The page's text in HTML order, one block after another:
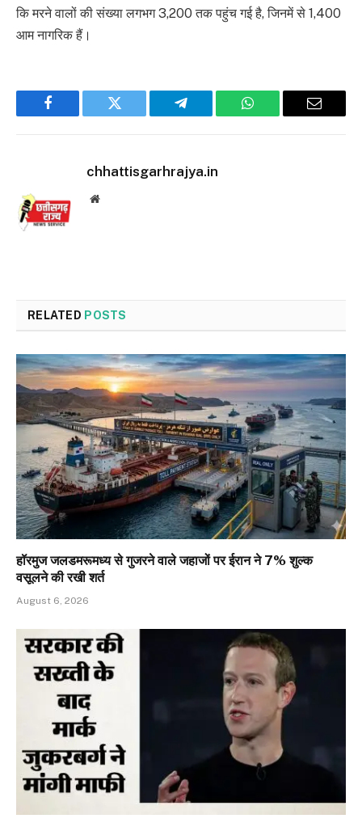
कि मरने वालों की संख्या लगभग 3,200 तक पहुंच गई है, जिनमें से 1,400
आम नागरिक हैं।
Facebook Twitter Telegram WhatsApp Email
chhattisgarhrajya.in
Website
RELATED POSTS
हॉरमुज जलडमरूमध्य से गुजरने वाले जहाजों पर ईरान ने 7% शुल्क
वसूलने की रखी शर्त
August 6, 2026